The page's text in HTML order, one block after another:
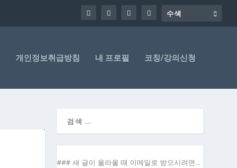
개인정보취급방침 내 프로필 코칭/강의신청
### 새 글이 올라올 때 이메일로 받으시려면...